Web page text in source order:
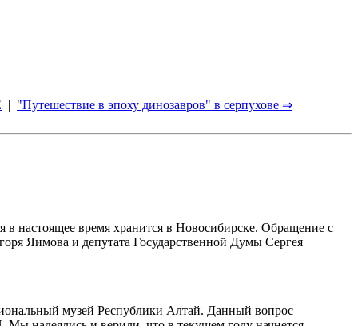
| "Путешествие в эпоху динозавров" в серпухове ⇒
настоящее время хранится в Новосибирске. Обращение с
Яимова и депутата Государственной Думы Сергея
музей Республики Алтай. Данный вопрос